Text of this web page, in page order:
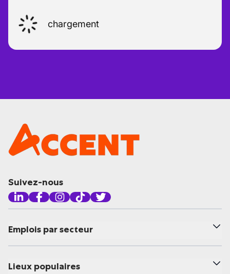
chargement
Suivez-nous
Emplois par secteur
Lieux populaires